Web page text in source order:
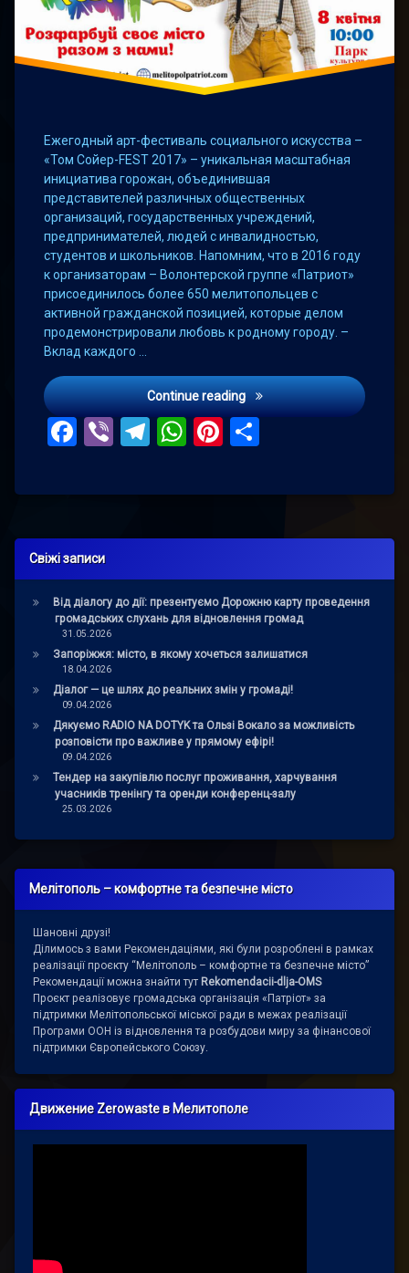
Ежегодный арт-фестиваль социального искусства –
«Том Сойер-FEST 2017» – уникальная масштабная
инициатива горожан, объединившая
представителей различных общественных
организаций, государственных учреждений,
предпринимателей, людей с инвалидностью,
студентов и школьников. Напомним, что в 2016 году
к организаторам – Волонтерской группе «Патриот»
присоединилось более 650 мелитопольцев с
активной гражданской позицией, которые делом
продемонстрировали любовь к родному городу. –
Вклад каждого …
Continue readingГорожан приглашают на
Facebook
ViberTelegram
WhatsApp
Pinterest
Свіжі записи
Від діалогу до дії: презентуємо Дорожню карту проведення
громадських слухань для відновлення громад
31.05.2026
Запоріжжя: місто, в якому хочеться залишатися
18.04.2026
Діалог — це шлях до реальних змін у громаді!
09.04.2026
Дякуємо RADIO NA DOTYK та Ользі Вокало за можливість
розповісти про важливе у прямому ефірі!
09.04.2026
Тендер на закупівлю послуг проживання, харчування
учасників тренінгу та оренди конференц-залу
25.03.2026
Мелітополь – комфортне та безпечне місто
Шановні друзі!
Ділимось з вами Рекомендаціями, які були розроблені в рамках
реалізації проєкту “Мелітополь – комфортне та безпечне місто”
Рекомендації можна знайти тут Rekomendacii-dlja-OMS
Проєкт реалізовує громадська організація «Патріот» за
підтримки Мелітопольської міської ради в межах реалізації
Програми ООН із відновлення та розбудови миру за фінансової
підтримки Європейського Союзу.
Движение Zerowaste в Мелитополе